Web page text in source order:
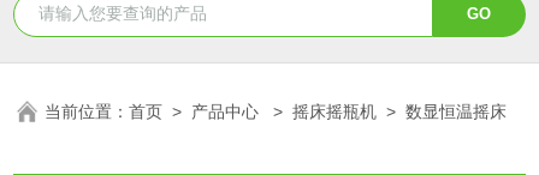
当前位置：首页 > 产品中心 >摇床摇瓶机 >数显恒温摇床